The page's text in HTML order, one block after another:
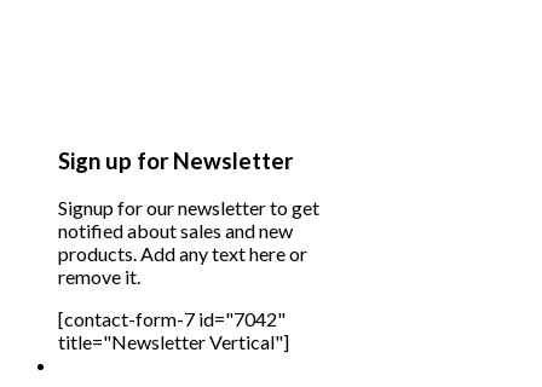
Sign up for Newsletter
Signup for our newsletter to get
notified about sales and new
products. Add any text here or
remove it.
[contact-form-7 id="7042"
title="Newsletter Vertical"]